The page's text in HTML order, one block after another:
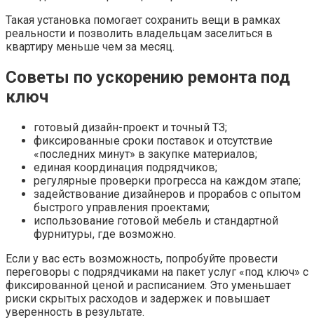
Такая установка помогает сохранить вещи в рамках
реальности и позволить владельцам заселиться в
квартиру меньше чем за месяц.
Советы по ускорению ремонта под
ключ
готовый дизайн-проект и точный ТЗ;
фиксированные сроки поставок и отсутствие
«последних минут» в закупке материалов;
единая координация подрядчиков;
регулярные проверки прогресса на каждом этапе;
задействование дизайнеров и прорабов с опытом
быстрого управления проектами;
использование готовой мебель и стандартной
фурнитуры, где возможно.
Если у вас есть возможность, попробуйте провести
переговоры с подрядчиками на пакет услуг «под ключ» с
фиксированной ценой и расписанием. Это уменьшает
риски скрытых расходов и задержек и повышает
уверенность в результате.